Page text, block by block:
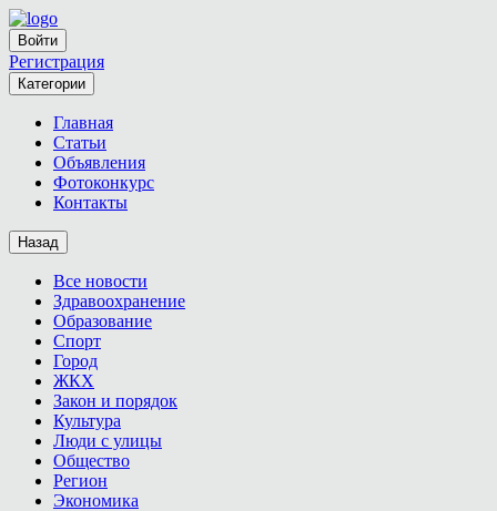
Войти
Регистрация
Категории
Главная
Статьи
Объявления
Фотоконкурс
Контакты
Назад
Все новости
Здравоохранение
Образование
Спорт
Город
ЖКХ
Закон и порядок
Культура
Люди с улицы
Общество
Регион
Экономика